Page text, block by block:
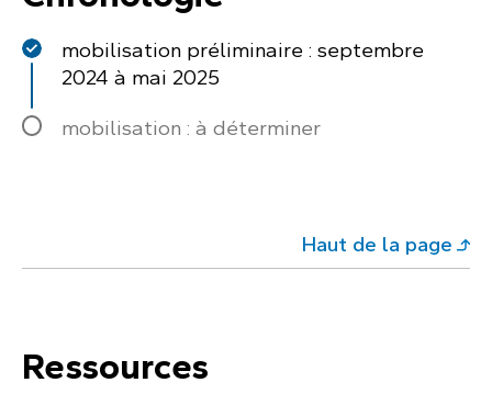
mobilisation préliminaire : septembre
2024 à mai 2025
mobilisation : à déterminer
Haut de la page
Ressources